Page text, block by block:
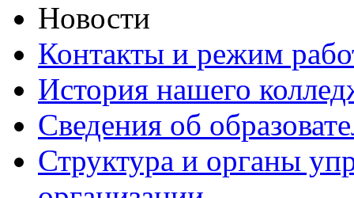
Новости
Контакты и режим
История нашего
Сведения об
Структура и органы